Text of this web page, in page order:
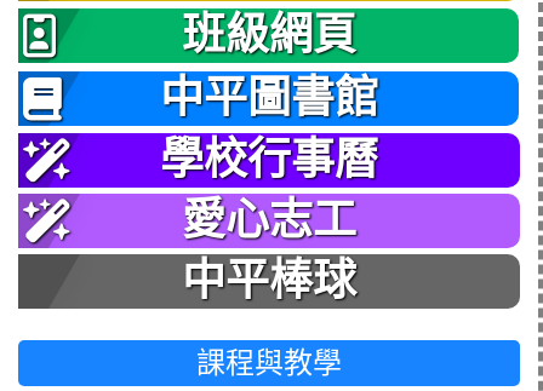
班級網頁
中平圖書館
學校行事曆
愛心志工
中平棒球
課程與教學